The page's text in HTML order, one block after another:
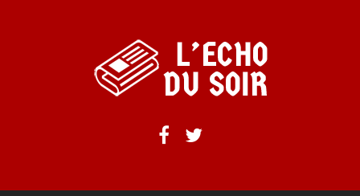
L'ECHO DU SOIR
Facebook
Twitter